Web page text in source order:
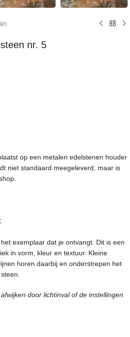
nr. 5
op een metalen edelstenen houder
niet standaard meegeleverd, maar is
exemplaar dat je ontvangt. Dit is een
in vorm, kleur en textuur. Kleine
horen daarbij en onderstrepen het
door lichtinval of de instellingen